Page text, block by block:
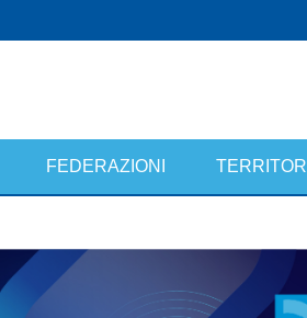
FEDERAZIONI TERRITORI